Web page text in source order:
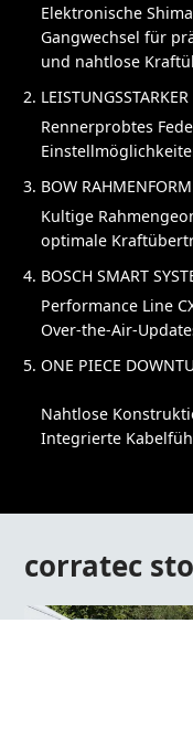
Elektronische
Gangwechsel für
und nahtlose
Rennerprobtes
BOW RAHMENFORM
Kultige
optimale
BOSCH SMART
Performance Line
Over-the-Air-
ONE PIECE
Nahtlose
Integrierte
corratec